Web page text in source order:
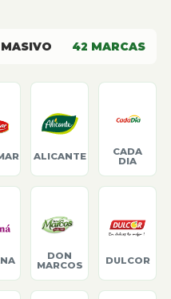
42 MARCAS
ALICANTE
CADA
DIA
DON
MARCOS
DULCOR